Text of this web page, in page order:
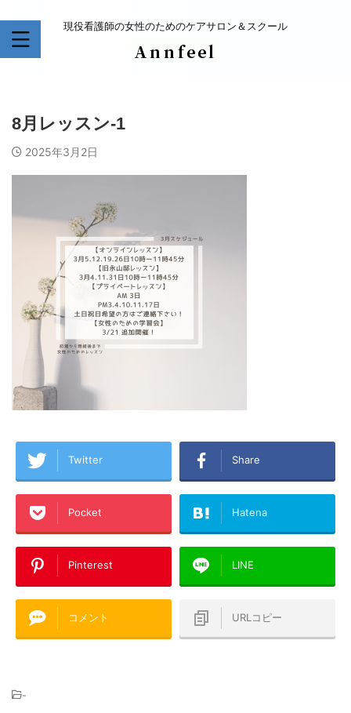
現役看護師の女性のためのケアサロン＆スクール
8月レッスン-1
2025年3月2日
Twitter Share
Pocket Hatena
Pinterest LINE
コメント URLコピー
-